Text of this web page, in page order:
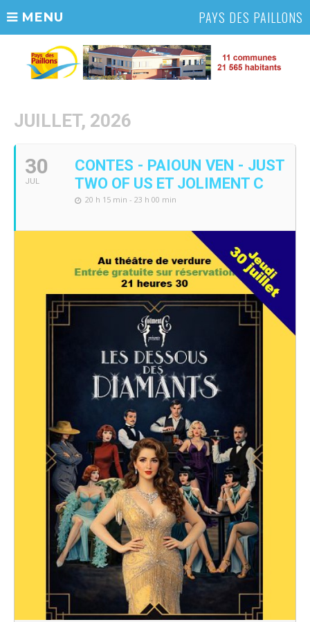
MENU PAYS DES PAILLONS
JUILLET, 2026
30
JUL
CONTES - PAIOUN VEN - JUST
TWO OF US ET JOLIMENT C
20 h 15 min - 23 h 00 min